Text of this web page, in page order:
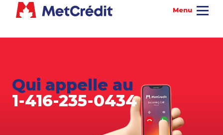
Qui appelle au
1-416-235-0434